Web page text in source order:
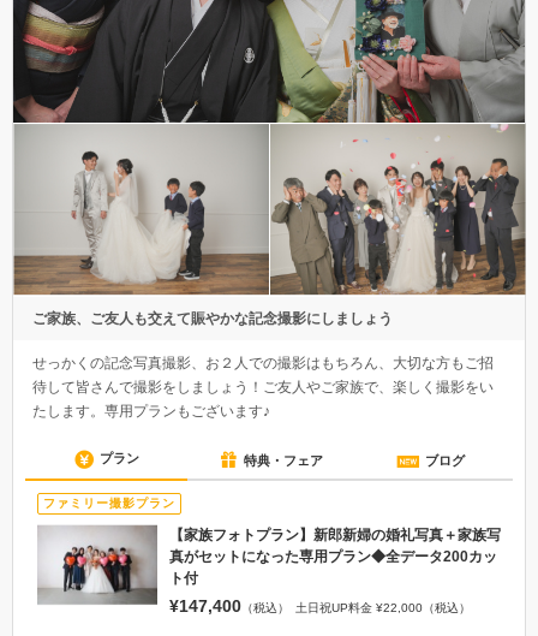
ご家族、ご友人も交えて賑やかな記念撮影にしましょう
せっかくの記念写真撮影、お２人での撮影はもちろん、大切な方もご招
待して皆さんで撮影をしましょう！ご友人やご家族で、楽しく撮影をい
たします。専用プランもございます♪
プラン 特典・フェア ブログ
ファミリー撮影プラン
【家族フォトプラン】新郎新婦の婚礼写真＋家族写
真がセットになった専用プラン◆全データ200カッ
ト付
¥147,400 （税込） 土日祝UP料金 ¥22,000（税込）